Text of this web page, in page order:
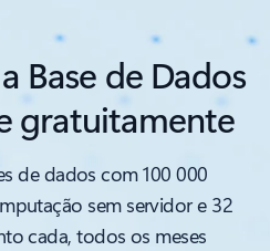
Base de Dados
gratuitamente
de dados com 100 000
sem servidor e 32
cada, todos os meses